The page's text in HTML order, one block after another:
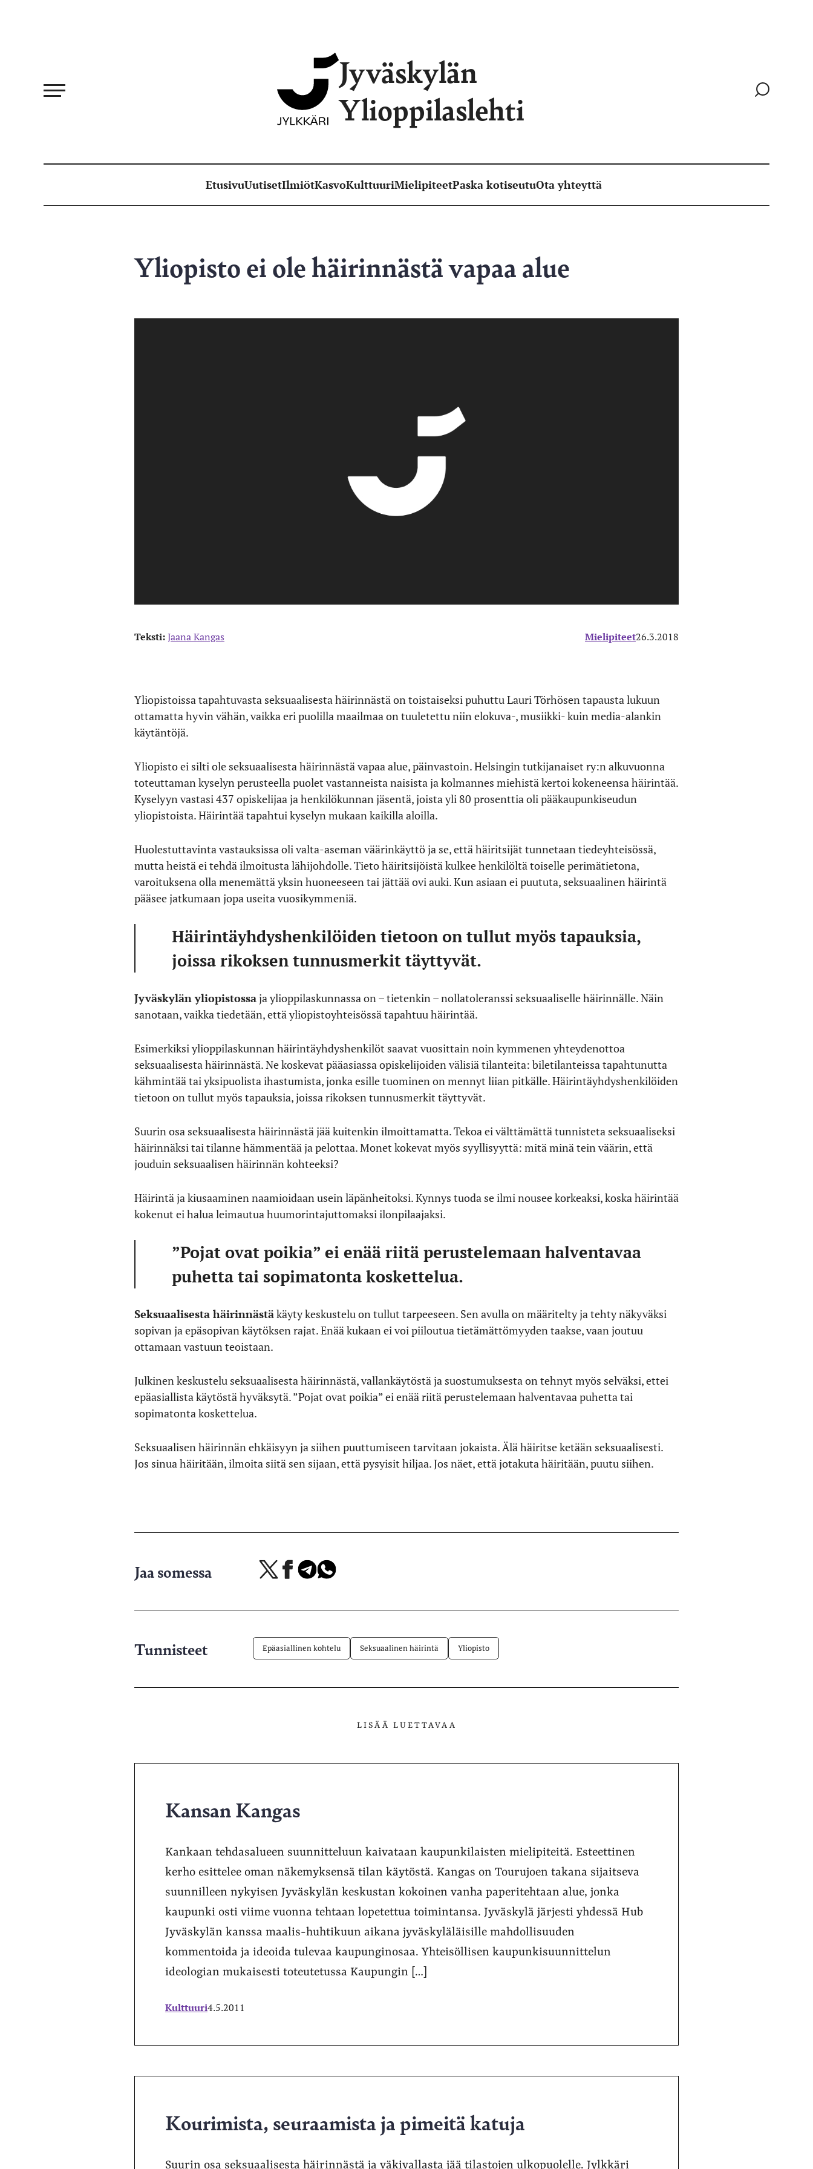
Jyväskylän
Ylioppilaslehti
Siirry
EtusivuUutisetIlmiötKasvoKulttuuriMielipiteetPaska kotiseutuOta yhteyttä
Yliopisto ei ole häirinnästä vapaa alue
Teksti:Jaana Kangas Mielipiteet26.3.2018
Yliopistoissa tapahtuvasta seksuaalisesta häirinnästä on toistaiseksi puhuttu Lauri Törhösen tapausta lukuun
ottamatta hyvin vähän, vaikka eri puolilla maailmaa on tuuletettu niin elokuva-, musiikki- kuin media-alankin
käytäntöjä.
Yliopisto ei silti ole seksuaalisesta häirinnästä vapaa alue, päinvastoin. Helsingin tutkijanaiset ry:n alkuvuonna
toteuttaman kyselyn perusteella puolet vastanneista naisista ja kolmannes miehistä kertoi kokeneensa häirintää.
Kyselyyn vastasi 437 opiskelijaa ja henkilökunnan jäsentä, joista yli 80 prosenttia oli pääkaupunkiseudun
yliopistoista. Häirintää tapahtui kyselyn mukaan kaikilla aloilla.
Huolestuttavinta vastauksissa oli valta-aseman väärinkäyttö ja se, että häiritsijät tunnetaan tiedeyhteisössä,
mutta heistä ei tehdä ilmoitusta lähijohdolle. Tieto häiritsijöistä kulkee henkilöltä toiselle perimätietona,
varoituksena olla menemättä yksin huoneeseen tai jättää ovi auki. Kun asiaan ei puututa, seksuaalinen häirintä
pääsee jatkumaan jopa useita vuosikymmeniä.
Häirintäyhdyshenkilöiden tietoon on tullut myös tapauksia,
joissa rikoksen tunnusmerkit täyttyvät.
Jyväskylän yliopistossaja ylioppilaskunnassa on – tietenkin – nollatoleranssi seksuaaliselle häirinnälle. Näin
sanotaan, vaikka tiedetään, että yliopistoyhteisössä tapahtuu häirintää.
Esimerkiksi ylioppilaskunnan häirintäyhdyshenkilöt saavat vuosittain noin kymmenen yhteydenottoa
seksuaalisesta häirinnästä. Ne koskevat pääasiassa opiskelijoiden välisiä tilanteita: biletilanteissa tapahtunutta
kähmintää tai yksipuolista ihastumista, jonka esille tuominen on mennyt liian pitkälle. Häirintäyhdyshenkilöiden
tietoon on tullut myös tapauksia, joissa rikoksen tunnusmerkit täyttyvät.
Suurin osa seksuaalisesta häirinnästä jää kuitenkin ilmoittamatta. Tekoa ei välttämättä tunnisteta seksuaaliseksi
häirinnäksi tai tilanne hämmentää ja pelottaa. Monet kokevat myös syyllisyyttä: mitä minä tein väärin, että
jouduin seksuaalisen häirinnän kohteeksi?
Häirintä ja kiusaaminen naamioidaan usein läpänheitoksi. Kynnys tuoda se ilmi nousee korkeaksi, koska häirintää
kokenut ei halua leimautua huumorintajuttomaksi ilonpilaajaksi.
”Pojat ovat poikia” ei enää riitä perustelemaan halventavaa
puhetta tai sopimatonta koskettelua.
Seksuaalisesta häirinnästäkäyty keskustelu on tullut tarpeeseen. Sen avulla on määritelty ja tehty näkyväksi
sopivan ja epäsopivan käytöksen rajat. Enää kukaan ei voi piiloutua tietämättömyyden taakse, vaan joutuu
ottamaan vastuun teoistaan.
Julkinen keskustelu seksuaalisesta häirinnästä, vallankäytöstä ja suostumuksesta on tehnyt myös selväksi, ettei
epäasiallista käytöstä hyväksytä. ”Pojat ovat poikia” ei enää riitä perustelemaan halventavaa puhetta tai
sopimatonta koskettelua.
Seksuaalisen häirinnän ehkäisyyn ja siihen puuttumiseen tarvitaan jokaista. Älä häiritse ketään seksuaalisesti.
Jos sinua häiritään, ilmoita siitä sen sijaan, että pysyisit hiljaa. Jos näet, että jotakuta häiritään, puutu siihen.
Jaa somessa
Jaa
palvelussa
Jaa Jaa Jaa
Tunnisteet Epäasiallinen kohtelu Seksuaalinen häirintä Yliopisto
LISÄÄ LUETTAVAA
Kansan Kangas
Kankaan tehdasalueen suunnitteluun kaivataan kaupunkilaisten mielipiteitä. Esteettinen
kerho esittelee oman näkemyksensä tilan käytöstä. Kangas on Tourujoen takana sijaitseva
suunnilleen nykyisen Jyväskylän keskustan kokoinen vanha paperitehtaan alue, jonka
kaupunki osti viime vuonna tehtaan lopetettua toimintansa. Jyväskylä järjesti yhdessä Hub
Jyväskylän kanssa maalis-huhtikuun aikana jyväskyläläisille mahdollisuuden
kommentoida ja ideoida tulevaa kaupunginosaa. Yhteisöllisen kaupunkisuunnittelun
ideologian mukaisesti toteutetussa Kaupungin […]
Kulttuuri4.5.2011
Kourimista, seuraamista ja pimeitä katuja
Suurin osa seksuaalisesta häirinnästä ja väkivallasta jää tilastojen ulkopuolelle. Jylkkäri